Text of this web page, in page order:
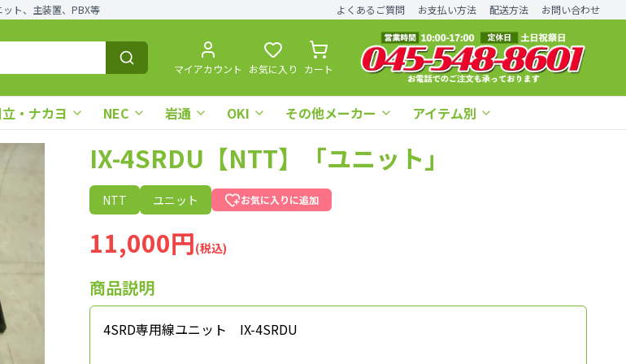
ト、主装置、PBX等 よくあるご質問 お支払い方法 配送方法 お問い合わせ
マイアカウント お気に入り カート
立・ナカヨ NEC 岩通 OKI その他メーカー アイテム別
IX-4SRDU【NTT】「ユニット」
NTT ユニット お気に入りに追加
11,000円(税込)
商品説明
4SRD専用線ユニット IX-4SRDU